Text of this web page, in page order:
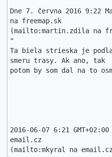
Dne 7. června 2016 9:22
na freemap.sk
(mailto:martin.zdila na
"
Ta biela strieska je podla
smeru trasy. Ak ano, tak
potom by som dal na to
2016-06-07 6:21
email.cz
(mailto:mkyral na